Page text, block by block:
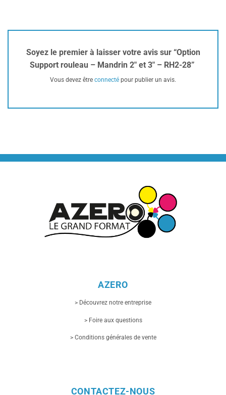
Soyez le premier à laisser votre avis sur “Option
Support rouleau – Mandrin 2″ et 3″ – RH2-28”
Vous devez être connecté pour publier un avis.
AZERO
> Découvrez notre entreprise
> Foire aux questions
> Conditions générales de vente
CONTACTEZ-NOUS